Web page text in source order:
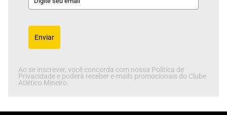
Enviar
Ao se inscrever, você concorda com nossa Política de
Privacidade e poderá receber e-mails promocionais do Clube
Atlético Mineiro.